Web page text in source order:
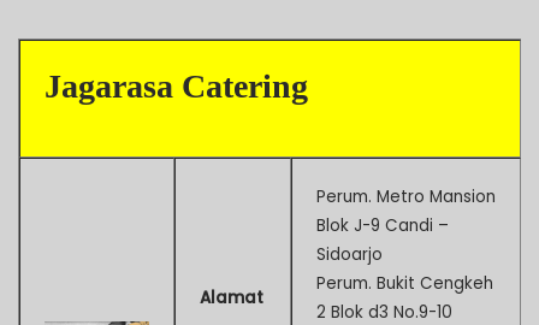
Jagarasa Catering
Alamat
Perum. Metro Mansion
Blok J-9 Candi –
Sidoarjo
Perum. Bukit Cengkeh
2 Blok d3 No.9-10